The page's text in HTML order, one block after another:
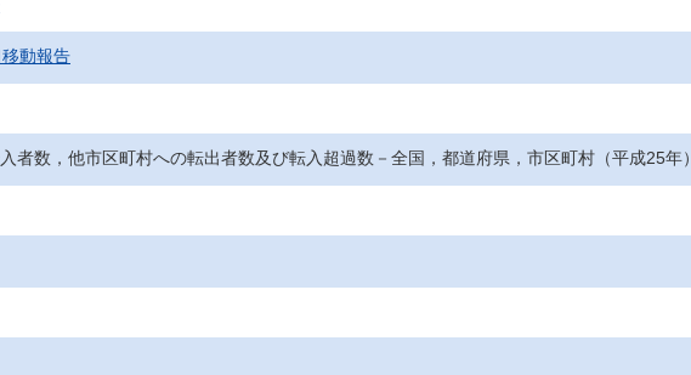
動報告
者数，他市区町村への転出者数及び転入超過数－全国，都道府県，市区町村（平成25年）